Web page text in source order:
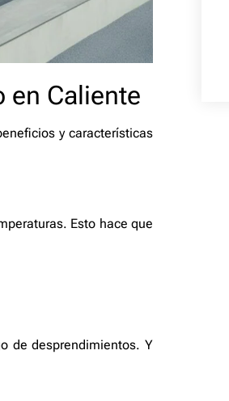
en Caliente
y características
Esto hace que
de desprendimientos. Y